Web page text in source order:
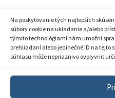
Na poskytovanie tých najlepších
súbory cookie na ukladanie a/alebo
týmito technológiami nám umožní
prehliadaní alebo jedinečné ID na tejto
súhlasu môže nepriaznivo ovplyvniť
Zásady